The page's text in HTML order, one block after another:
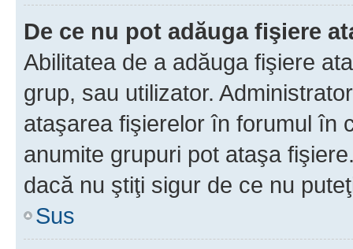
De ce nu pot adăuga fişiere
Abilitatea de a adăuga fişiere
grup, sau utilizator.
ataşarea fişierelor în forumul în
anumite grupuri pot ataşa
dacă nu ştiţi sigur de ce nu
Sus